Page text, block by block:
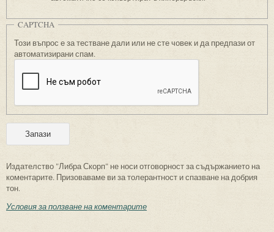
CAPTCHA
Този въпрос е за тестване дали или не сте човек и да предпази от
автоматизирани спам.
Издателство "Либра Скорп" не носи отговорност за съдържанието на
коментарите. Призоваваме ви за толерантност и спазване на добрия
тон.
Условия за ползване на коментарите